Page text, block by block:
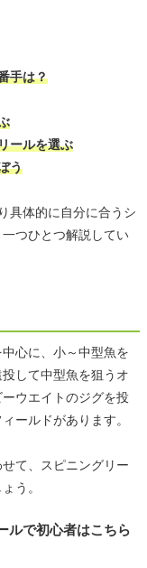
手は？
ールを選ぶ
う
具体的に自分に合うシ
つひとつ解説してい
心に、小～中型魚を
して中型魚を狙うオ
ウエイトのジグを投
ールドがあります。
て、スピニングリー
う。
ルで初心者はこちら